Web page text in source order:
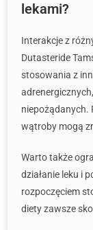
lekami?
Interakcje z
Dutasteride
stosowania z
niepożądanych.
wątroby mogą
Warto także
działanie leku i
rozpoczęciem
diety zawsze